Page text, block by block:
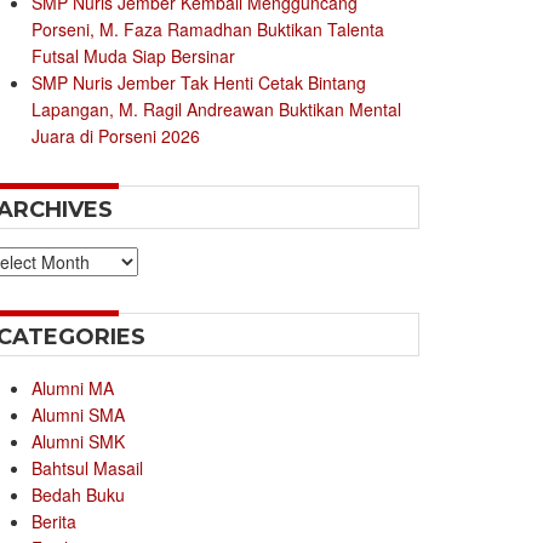
Porseni, M. Faza Ramadhan Buktikan Talenta
Futsal Muda Siap Bersinar
SMP Nuris Jember Tak Henti Cetak Bintang
Lapangan, M. Ragil Andreawan Buktikan Mental
Juara di Porseni 2026
Alumni MA
Alumni SMA
Alumni SMK
Bahtsul Masail
Bedah Buku
Berita